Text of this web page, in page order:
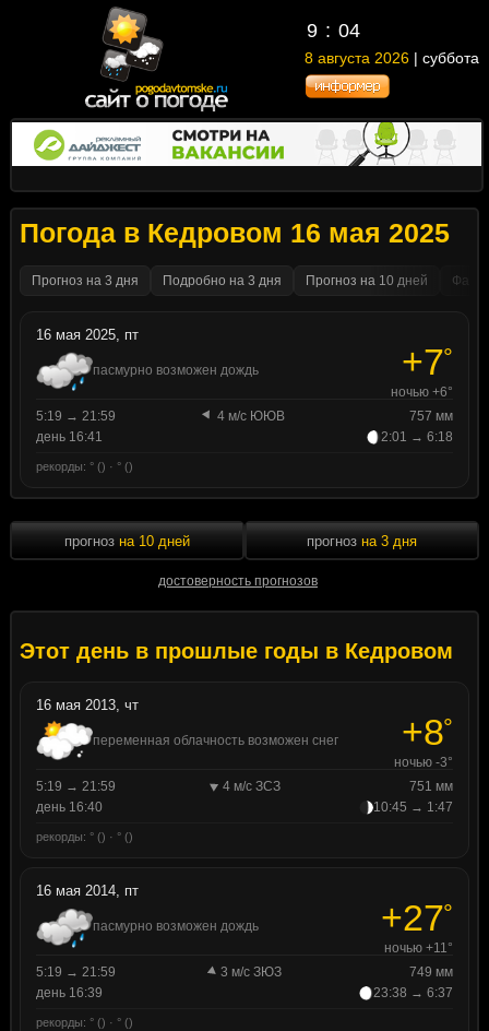
9 04
8 августа 2026 | суббота
Погода в Кедровом 16 мая 2025
Прогноз на 3 дня Подробно на 3 дня Прогноз на 10 дней
16 мая 2025, пт
пасмурно возможен дождь +7°
ночью +6°
5:19 → 21:59
4 м/с ЮЮВ
757 мм
день 16:41
2:01 → 6:18
рекорды: ° () · ° ()
прогноз на 10 дней
достоверность прогнозов
прогноз на 3 дня
Этот день в прошлые годы в Кедровом
16 мая 2013, чт
переменная облачность возможен снег +8°
ночью -3°
5:19 → 21:59
4 м/с ЗСЗ
751 мм
день 16:40
10:45 → 1:47
рекорды: ° () · ° ()
16 мая 2014, пт
пасмурно возможен дождь +27°
ночью +11°
5:19 → 21:59
3 м/с ЗЮЗ
749 мм
день 16:39
23:38 → 6:37
рекорды: ° () · ° ()